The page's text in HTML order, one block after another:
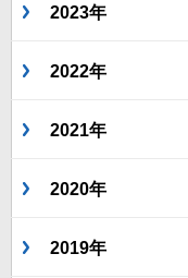
2023年
2022年
2021年
2020年
2019年